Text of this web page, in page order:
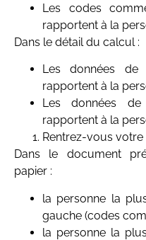
Les codes
rapportent à la
Dans le détail du calcul :
Les données
rapportent à la
Les données
rapportent à la
Rentrez-vous
Dans le document
papier :
la personne la
gauche (codes
la personne la